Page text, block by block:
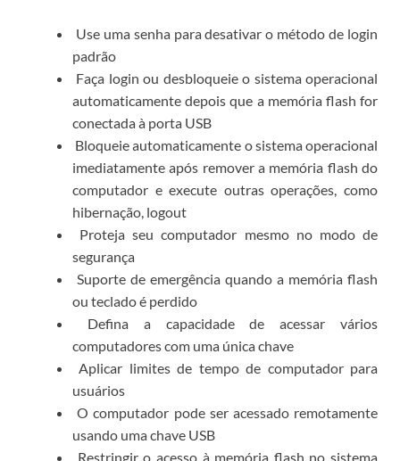
Use uma senha para desativar o método de login
padrão
Faça login ou desbloqueie o sistema operacional
automaticamente depois que a memória flash for
conectada à porta USB
Bloqueie automaticamente o sistema operacional
imediatamente após remover a memória flash do
computador e execute outras operações, como
hibernação, logout
Proteja seu computador mesmo no modo de
segurança
Suporte de emergência quando a memória flash
ou teclado é perdido
Defina a capacidade de acessar vários
computadores com uma única chave
Aplicar limites de tempo de computador para
usuários
O computador pode ser acessado remotamente
usando uma chave USB
Restringir o acesso à memória flash no sistema